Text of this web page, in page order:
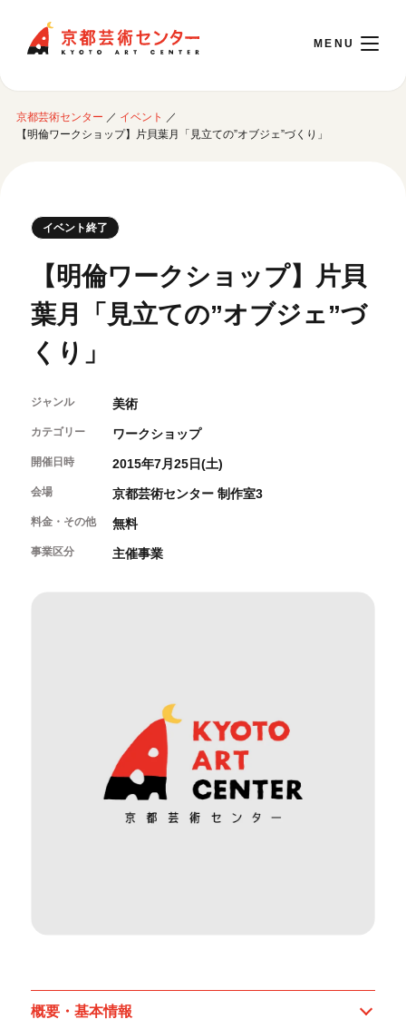
English
※チケット窓口は18:00まで／ギャラリー・図書室・情報コーナーは20:00まで／カ
ご利用案内
開館時間・アクセシビリティ
交通アクセス
カフェ・ショップ
よくあるご質問
イベントに参加する
開催中のイベント
月間スケジュール
センターのプログラム・事業
制作室を使う
制作室について
制作室の使用方法・募集要項
公募情報
サイトポリシー&プライバシーポリシー
オフィシャルSNS
京都芸術センター ／ イベント ／
【明倫ワークショップ】片貝葉月「見立ての”オブジェ”づくり」
イベント終了
【明倫ワークショップ】片貝
葉月「見立ての”オブジェ”づ
くり」
ジャンル 美術
カテゴリー ワークショップ
開催日時 2015年7月25日(土)
会場 京都芸術センター 制作室3
料金・その他 無料
事業区分 主催事業
概要・基本情報